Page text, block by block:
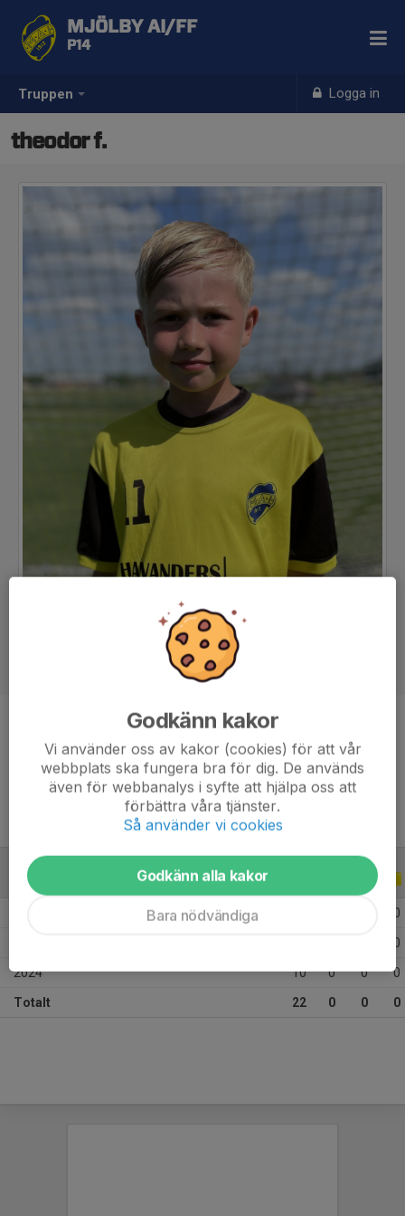
Truppen Logga in
MJÖLBY AI/FF
P14
theodor f.
-
Ålder
11 år
ALLA SERIER ALLA ÅR
0
0
2024 10 0 0 0
Totalt 22 0 0 0
Godkänn kakor
Vi använder oss av kakor (cookies) för att vår
webbplats ska fungera bra för dig. De används
även för webbanalys i syfte att hjälpa oss att
förbättra våra tjänster.
Så använder vi cookies
Godkänn alla kakor
Bara nödvändiga